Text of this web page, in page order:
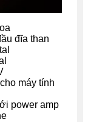
đĩa than
máy tính
power amp